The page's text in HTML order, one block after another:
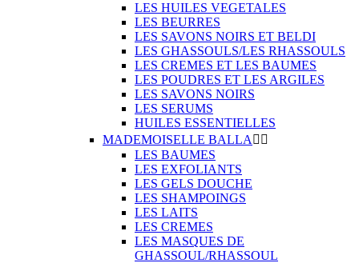
LES HUILES VEGETALES
LES BEURRES
LES SAVONS NOIRS ET BELDI
LES GHASSOULS/LES RHASSOULS
LES CREMES ET LES BAUMES
LES POUDRES ET LES ARGILES
LES SAVONS NOIRS
LES SERUMS
HUILES ESSENTIELLES
MADEMOISELLE BALLA  
LES BAUMES
LES EXFOLIANTS
LES GELS DOUCHE
LES SHAMPOINGS
LES LAITS
LES CREMES
LES MASQUES DE
GHASSOUL/RHASSOUL